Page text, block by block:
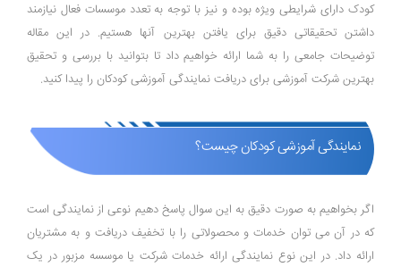
کودک دارای شرایطی ویژه بوده و نیز با توجه به تعدد موسسات فعال نیازمند
داشتن تحقیقاتی دقیق برای یافتن بهترین آنها هستیم. در این مقاله
توضیحات جامعی را به شما ارائه خواهیم داد تا بتوانید با بررسی و تحقیق
بهترین شرکت آموزشی برای دریافت نمایندگی آموزشی کودکان را پیدا کنید.
نمایندگی آموزشی کودکان چیست؟
اگر بخواهیم به صورت دقیق به این سوال پاسخ دهیم نوعی از نمایندگی است
که در آن می توان خدمات و محصولاتی را با تخفیف دریافت و به مشتریان
ارائه داد. در این نوع نمایندگی ارائه خدمات شرکت یا موسسه مزبور در یک